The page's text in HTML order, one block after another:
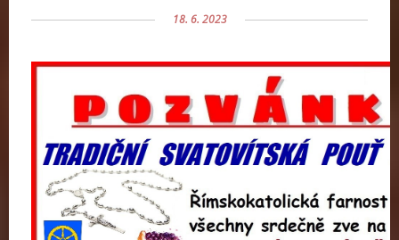
18. 6. 2023